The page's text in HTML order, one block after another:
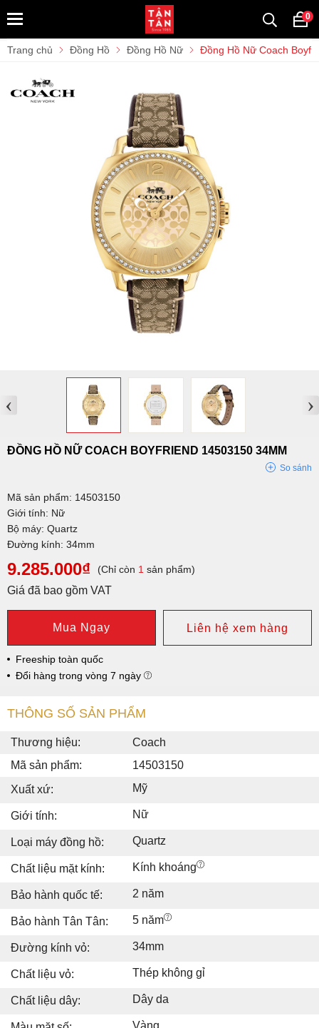
0
Trang chủ Đồng Hồ Đồng Hồ Nữ Đồng Hồ Nữ Coach
‹ ›
ĐỒNG HỒ NỮ COACH BOYFRIEND 14503150 34MM
So sánh
Mã sản phẩm: 14503150
Giới tính: Nữ
Bộ máy: Quartz
Đường kính: 34mm
9.285.000₫ (Chỉ còn 1 sản phẩm)
Giá đã bao gồm VAT
Mua Ngay Liên hệ xem hàng
Freeship toàn quốc
Đổi hàng trong vòng 7 ngày
THÔNG SỐ SẢN PHẨM
Thương hiệu:
Coach
Mã sản phẩm:
14503150
Xuất xứ:
Mỹ
Giới tính: Nữ
Loại máy đồng hồ: Quartz
Chất liệu mặt kính: Kính khoáng
Bảo hành quốc tế: 2 năm
Bảo hành Tân Tân: 5 năm
Đường kính vỏ: 34mm
Chất liệu vỏ: Thép không gỉ
Chất liệu dây: Dây da
Vàng